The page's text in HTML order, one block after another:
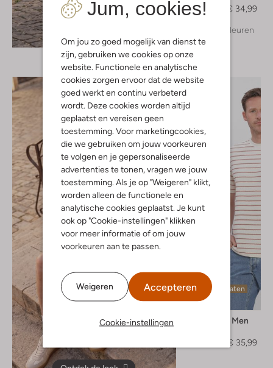
Jum, cookies!
Om jou zo goed mogelijk van dienst te
zijn, gebruiken we cookies op onze
website. Functionele en analytische
cookies zorgen ervoor dat de website
goed werkt en continu verbeterd
wordt. Deze cookies worden altijd
geplaatst en vereisen geen
toestemming. Voor marketingcookies,
die we gebruiken om jouw voorkeuren
te volgen en je gepersonaliseerde
advertenties te tonen, vragen we jouw
toestemming. Als je op "Weigeren" klikt,
worden alleen de functionele en
analytische cookies geplaatst. Je kunt
ook op "Cookie-instellingen" klikken
voor meer informatie of om jouw
voorkeuren aan te passen.
Weigeren Accepteren
Cookie-instellingen
€ 49,99
€ 34,99
+ meer kleuren
Laatste maten
-20%
Selected Men
€ 35,99